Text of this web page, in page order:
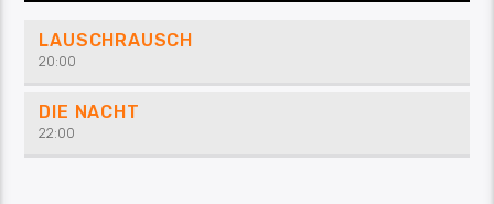
LAUSCHRAUSCH
20:00
DIE NACHT
22:00